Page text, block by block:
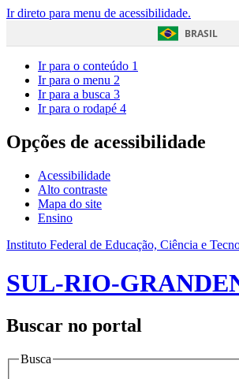
Ir direto para menu de acessibilidade.
BRASIL
Ir para o conteúdo 1
Ir para o menu 2
Ir para a busca 3
Ir para o rodapé 4
Opções de acessibilidade
Acessibilidade
Alto contraste
Mapa do site
Ensino
Instituto Federal de Educação, Ciência e
SUL-RIO-
Buscar no portal
Busca